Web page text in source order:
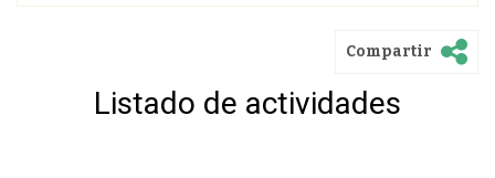
Compartir
Listado de actividades